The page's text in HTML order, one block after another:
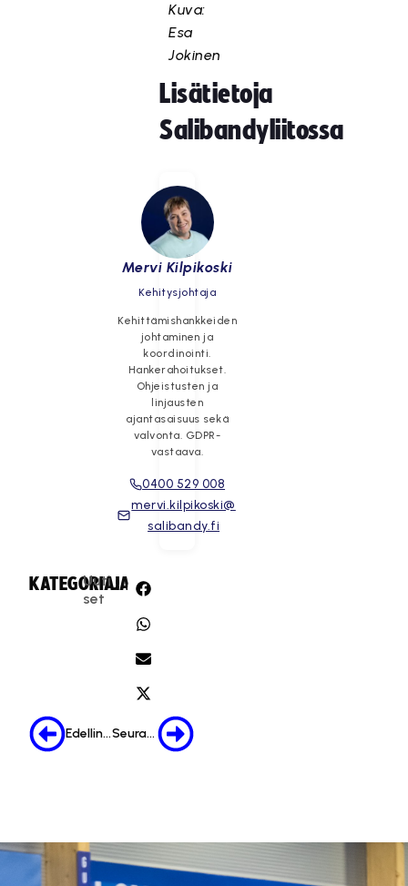
Kuva:
Esa
Jokinen
Lisätietoja
Salibandyliitossa
Mervi Kilpikoski
Kehitysjohtaja
Kehittämishankkeiden
johtaminen ja
koordinointi.
Hankerahoitukset.
Ohjeistusten ja
linjausten
ajantasaisuus sekä
valvonta. GDPR-
vastaava.
0400 529 008
mervi.kilpikoski@
salibandy.fi
KATEGORIA:
Uuti
set
JAA:
Edellinen Seuraava